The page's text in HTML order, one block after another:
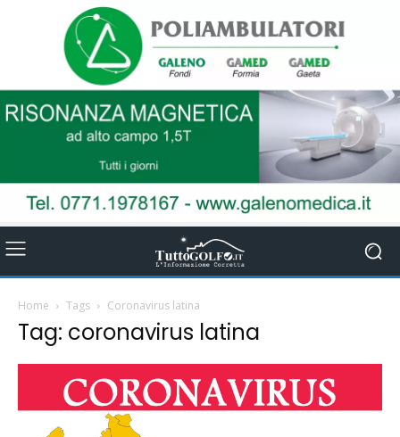
Home Tags Coronavirus latina
Tag: coronavirus latina